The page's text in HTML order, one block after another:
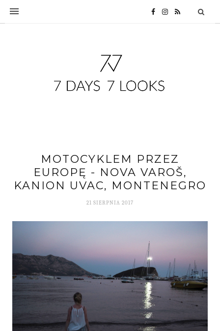
MOTOCYKLEM PRZEZ
EUROPĘ - NOVA VAROŠ,
KANION UVAC, MONTENEGRO
21 SIERPNIA 2017